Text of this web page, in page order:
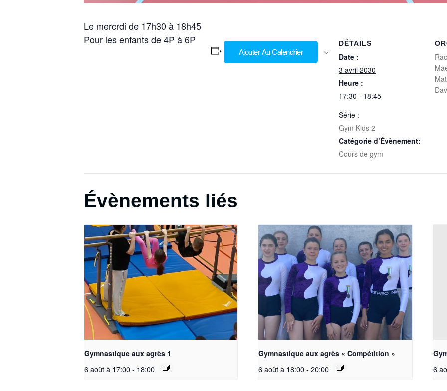
Le mercrdi de 17h30 à 18h45
Pour les enfants de 4P à 6P
Ajouter Au Calendrier
DÉTAILS
Date :
3 avril 2030
Heure :
17:30 - 18:45
Série :
Gym Kids 2
Catégorie d’Évènement:
Cours de gym
Évènements liés
Gymnastique aux agrès 1
6 août à 17:00- 18:00
Gymnastique aux agrès « Compétition »
6 août à 18:00 - 20:00 6